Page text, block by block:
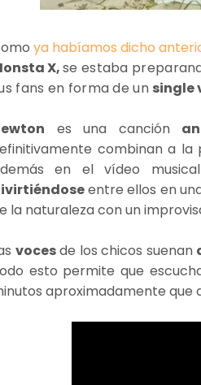
ya habíamos dicho
X,se estaba
fans en forma de un single
es una canción
combinan a
en el vídeo
entre ellos en
la naturaleza con un
vocesde los chicos suenan
esto permite que
aproximadamente que